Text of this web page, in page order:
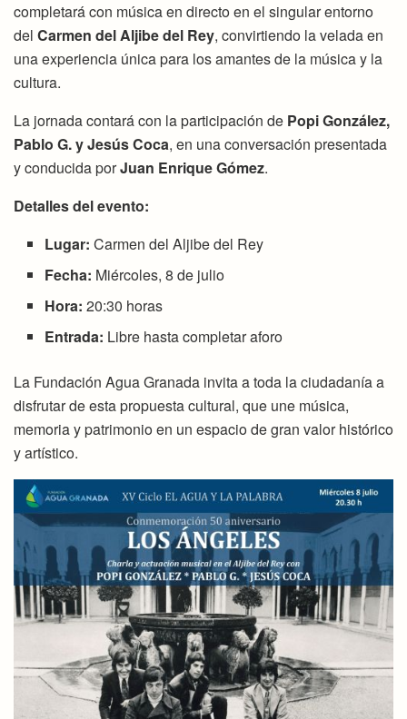
completará con música en directo en el singular entorno
del Carmen del Aljibe del Rey, convirtiendo la velada en
una experiencia única para los amantes de la música y la
cultura.
La jornada contará con la participación de Popi González,
Pablo G. y Jesús Coca, en una conversación presentada
y conducida porJuan Enrique Gómez.
Detalles del evento:
Lugar: Carmen del Aljibe del Rey
Fecha: Miércoles, 8 de julio
Hora: 20:30 horas
Entrada: Libre hasta completar aforo
La Fundación Agua Granada invita a toda la ciudadanía a
disfrutar de esta propuesta cultural, que une música,
memoria y patrimonio en un espacio de gran valor histórico
y artístico.